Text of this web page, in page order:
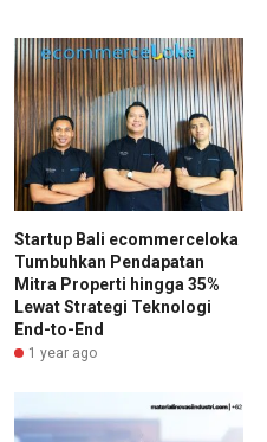
Startup Bali ecommerceloka
Tumbuhkan Pendapatan
Mitra Properti hingga 35%
Lewat Strategi Teknologi
End-to-End
1 year ago